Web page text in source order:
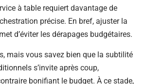
à table requiert davantage de
précise. En bref, ajuster la
d’éviter les dérapages budgétaires.
mais vous savez bien que la subtilité
s’invite après coup,
bonifiant le budget. À ce stade,